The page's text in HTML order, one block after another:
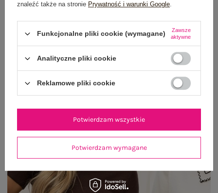
Białe damskie spodnie 7/8 ze ściągaczami
109,99 zł
One size
Jasnoniebieska
znaleźć także na stronie Prywatność i warunki Google.
Funkcjonalne pliki cookie (wymagane)
Zawsze
aktywne
Analityczne pliki cookie
Reklamowe pliki cookie
Potwierdzam wymagane
Potwierdzam wszystkie